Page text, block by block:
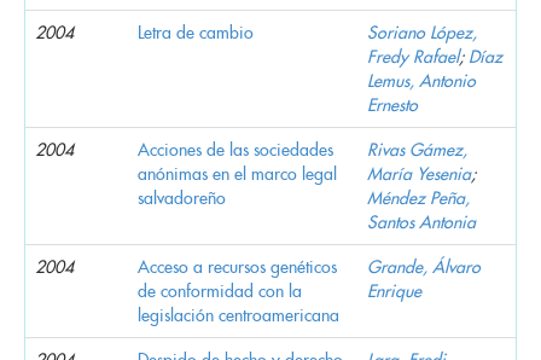
2004 Letra de cambio
Soriano López,
Fredy Rafael; Díaz
Lemus, Antonio
Ernesto
2004
Acciones de las sociedades
anónimas en el marco legal
salvadoreño
Rivas Gámez,
María Yesenia;
Méndez Peña,
Santos Antonia
2004
Acceso a recursos genéticos
de conformidad con la
legislación centroamericana
Grande, Álvaro
Enrique